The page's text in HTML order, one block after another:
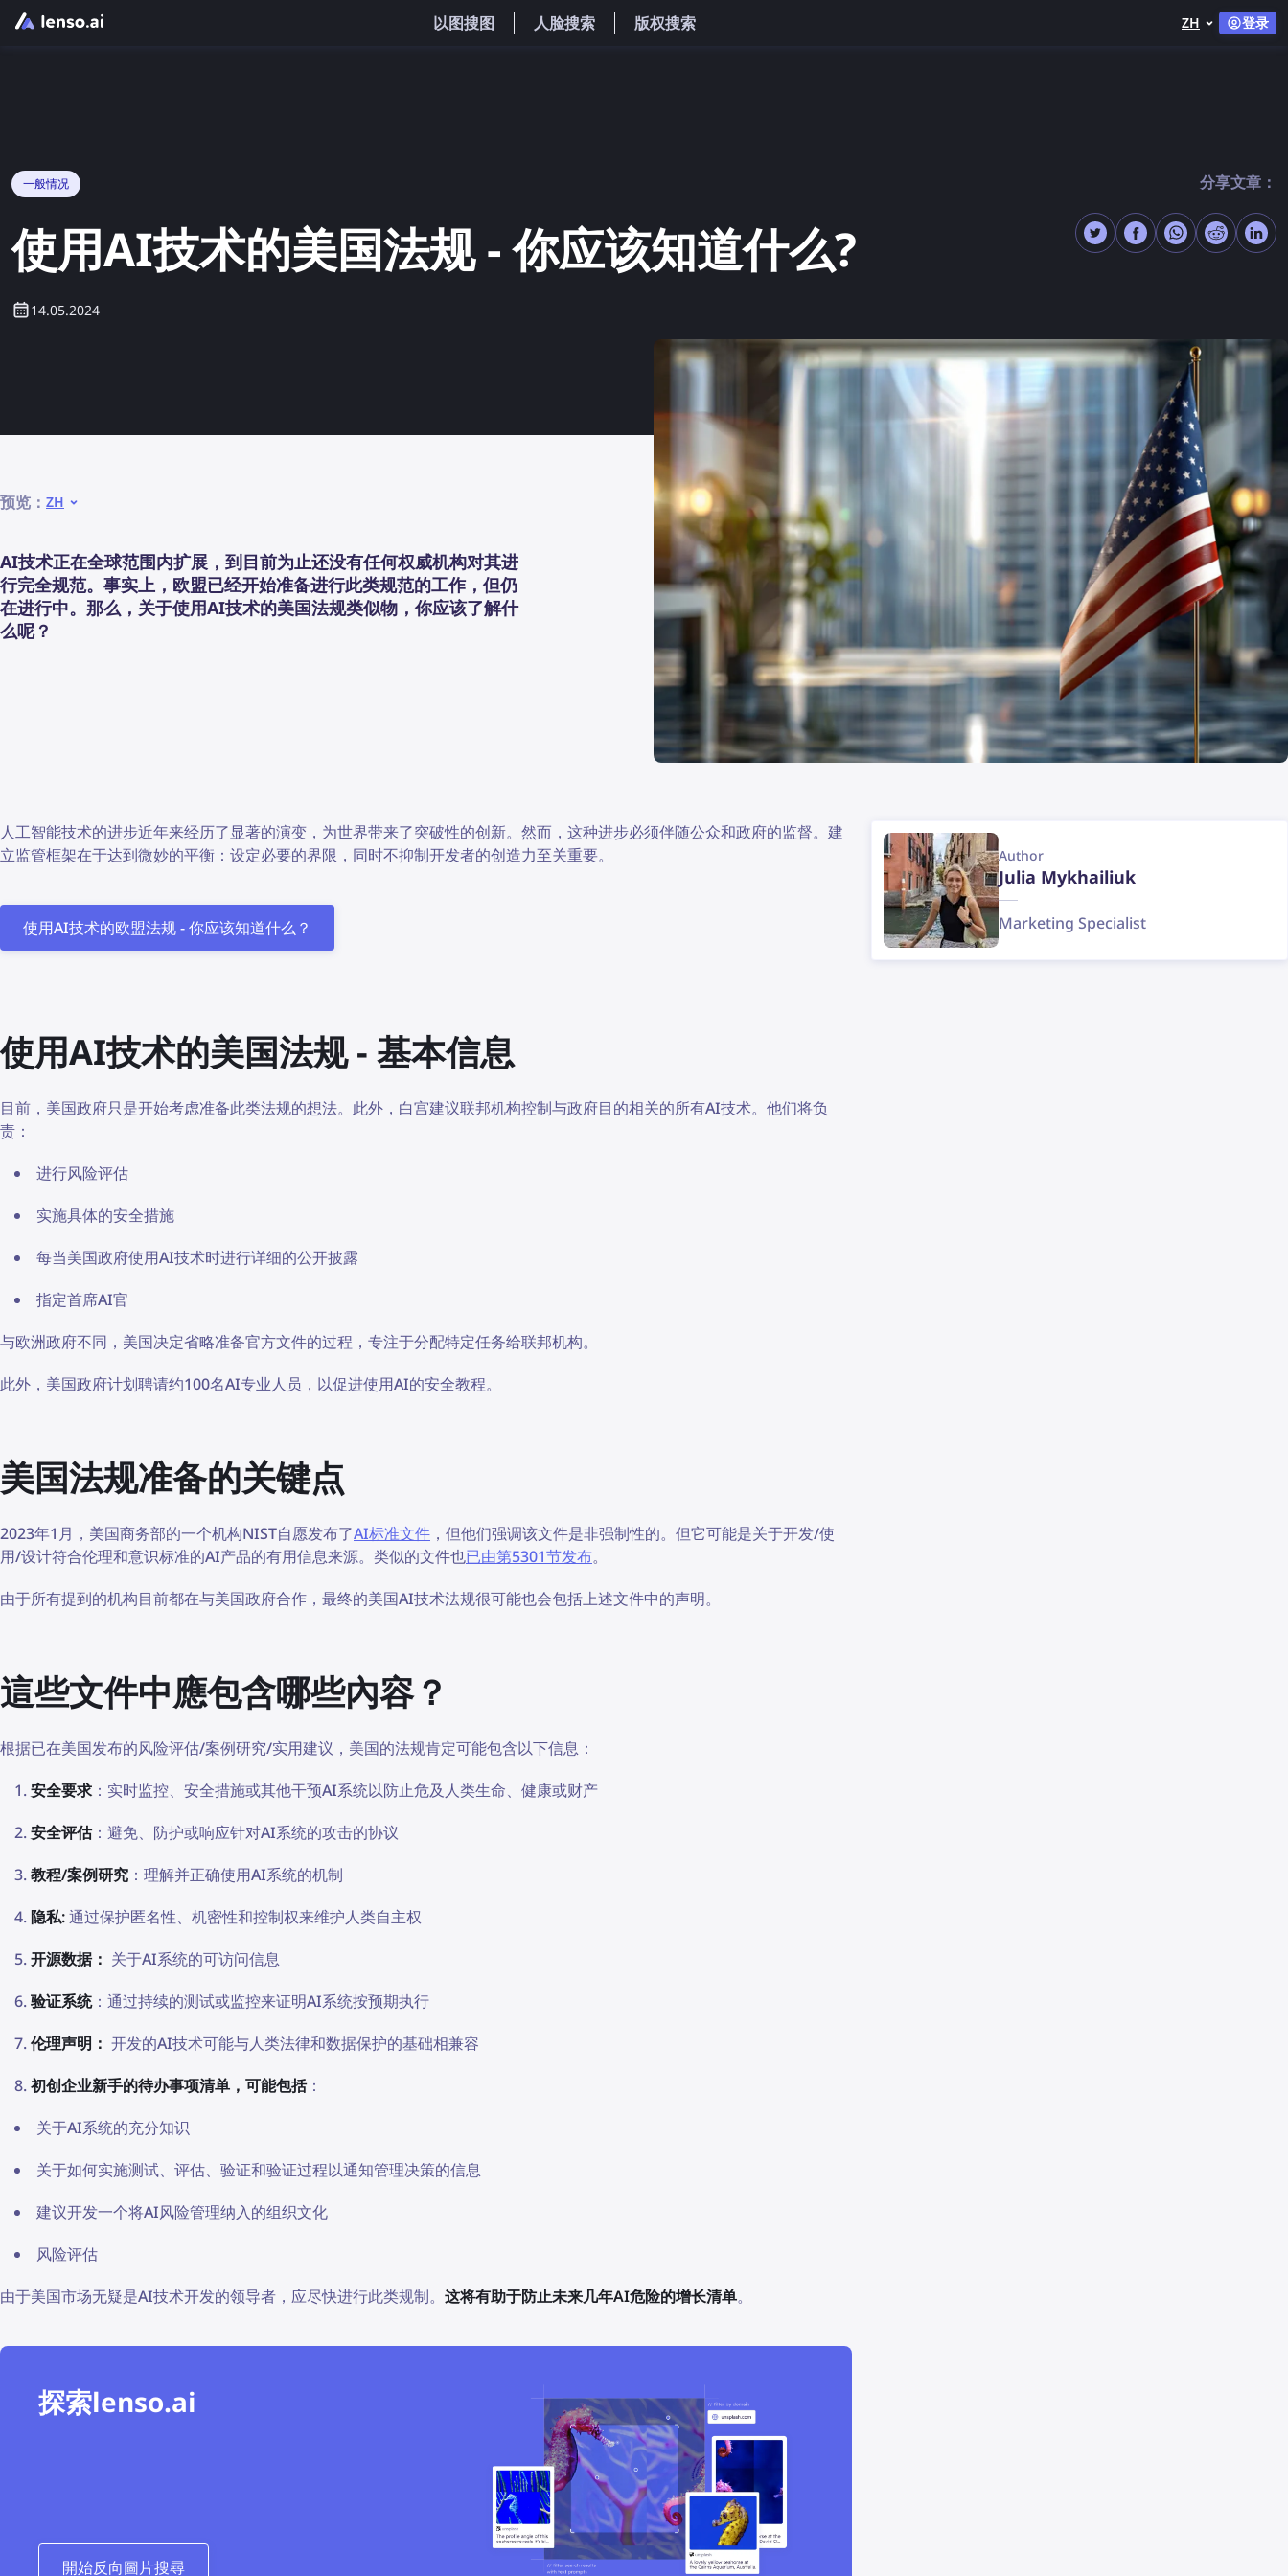
以图搜图 人脸搜索 版权搜索 ZH 登录
一般情况
使用AI技术的美国法规 - 你应该知道什么?
14.05.2024
分享文章：
预览： ZH
AI技术正在全球范围内扩展，到目前为止还没有任何权威机构对其进
行完全规范。事实上，欧盟已经开始准备进行此类规范的工作，但仍
在进行中。那么，关于使用AI技术的美国法规类似物，你应该了解什
么呢？
人工智能技术的进步近年来经历了显著的演变，为世界带来了突破性的创新。然而，这种进步必须伴随公众和政府的监督。建
立监管框架在于达到微妙的平衡：设定必要的界限，同时不抑制开发者的创造力至关重要。
使用AI技术的欧盟法规 - 你应该知道什么？
使用AI技术的美国法规 - 基本信息
目前，美国政府只是开始考虑准备此类法规的想法。此外，白宫建议联邦机构控制与政府目的相关的所有AI技术。他们将负
责：
进行风险评估
实施具体的安全措施
每当美国政府使用AI技术时进行详细的公开披露
指定首席AI官
与欧洲政府不同，美国决定省略准备官方文件的过程，专注于分配特定任务给联邦机构。
此外，美国政府计划聘请约100名AI专业人员，以促进使用AI的安全教程。
美国法规准备的关键点
2023年1月，美国商务部的一个机构NIST自愿发布了AI标准文件 ，但他们强调该文件是非强制性的。但它可能是关于开发/使
用/设计符合伦理和意识标准的AI产品的有用信息来源。类似的文件也已由第5301节发布。
由于所有提到的机构目前都在与美国政府合作，最终的美国AI技术法规很可能也会包括上述文件中的声明。
這些文件中應包含哪些內容？
根据已在美国发布的风险评估/案例研究/实用建议，美国的法规肯定可能包含以下信息：
安全要求 ：实时监控、安全措施或其他干预AI系统以防止危及人类生命、健康或财产
安全评估：避免、防护或响应针对AI系统的攻击的协议
教程/案例研究 ：理解并正确使用AI系统的机制
隐私:通过保护匿名性、机密性和控制权来维护人类自主权
开源数据： 关于AI系统的可访问信息
验证系统：通过持续的测试或监控来证明AI系统按预期执行
伦理声明： 开发的AI技术可能与人类法律和数据保护的基础相兼容
初创企业新手的待办事项清单，可能包括：
关于AI系统的充分知识
关于如何实施测试、评估、验证和验证过程以通知管理决策的信息
建议开发一个将AI风险管理纳入的组织文化
风险评估
由于美国市场无疑是AI技术开发的领导者，应尽快进行此类规制。 这将有助于防止未来几年AI危险的增长清单。
探索lenso.ai
開始反向圖片搜尋
Author
Julia Mykhailiuk
Marketing Specialist